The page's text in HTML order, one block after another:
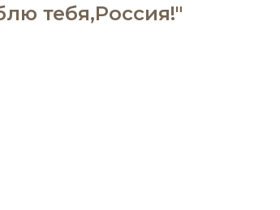
тебя,Россия!"